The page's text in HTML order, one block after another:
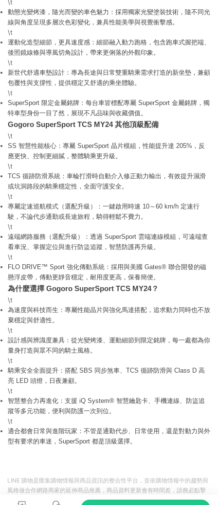
\t
動態光變烤漆，隨光而變的車色魅力：採用獨家光變塗裝技術，隨不同光
線與角度呈現多層次色彩變化，兼具性能美學與視覺衝擊感。
\t
運動化造型細節，更具速度感：細節融入動力跑格，包含跑車式握把端、
後照鏡線條與導風切角設計，帶來更俐落的外觀印象。
\t
新世代舒適車墊設計：專為長途與日常雙重騎乘需求打造的新坐墊，兼顧
包覆性與支撐性，提供穩定又舒適的乘坐體驗。
\t
SuperSport 限定金屬銘牌：每台車皆標配專屬 SuperSport 金屬銘牌，獨
特車型身份一目了然，展現不凡品味與收藏價值。
Gogoro SuperSport TCS MY24 其他頂級配備
\t
SS 智慧性能核心：專屬 SuperSport 晶片模組，性能提升達 205%，反
應更快、控制更細膩，整體騎乘更升級。
\t
TCS 循跡防滑系統：車輪打滑時自動介入修正動力輸出，有效提升濕滑
或坑洞路段的騎乘穩定性，全面守護安全。
\t
專屬定速巡航模式（選配升級）：一鍵啟用時速 10～60 km/h 定速行
駛，不論代步通勤或長途旅程，騎得輕鬆不費力。
\t
遠端網路服務（選配升級）：透過 SuperSport 雲端連線模組，可遠端查
看車況、掌握定位與進行防盜追蹤，智慧防護再升級。
\t
FLO DRIVE™ Sport 強化傳動系統：採用與美國 Gates® 聯合開發的磁
懸浮皮帶，傳動更靜音穩定，耐用度更高，保養簡便。
為什麼選擇 Gogoro SuperSport TCS MY24？
\t
為速度與科技而生：專屬性能晶片與強化馬達搭配，追求動力同時也不放
棄穩定與舒適性。
\t
設計感與辨識度兼具：從光變烤漆、運動細節到限定銘牌，每一處都為你
量身打造與眾不同的騎士風格。
\t
騎乘安全全面提升：搭配 SBS 同步煞車、TCS 循跡防滑與 Class D 高
亮 LED 頭燈，日夜兼顧。
\t
智慧整合力再進化：支援 iQ System® 智慧鑰匙卡、手機連線、防盜追
蹤等多元功能，便利與防護一次到位。
\t
適合都會日常與進階玩家：不管是通勤代步、日常使用，還是對動力與外
型有要求的車迷，SuperSport 都是頂級選擇。
LINE 購物是匯集購物情報與商品資訊的整合性平台，並依購物情報中的趨勢與
風格做合作網路商家的延伸商品推薦，商品資料更新會有時間差，請務必點擊
商品至各合作網路商家，確認現售價與購物條件，一切資訊以合作廠商網頁為